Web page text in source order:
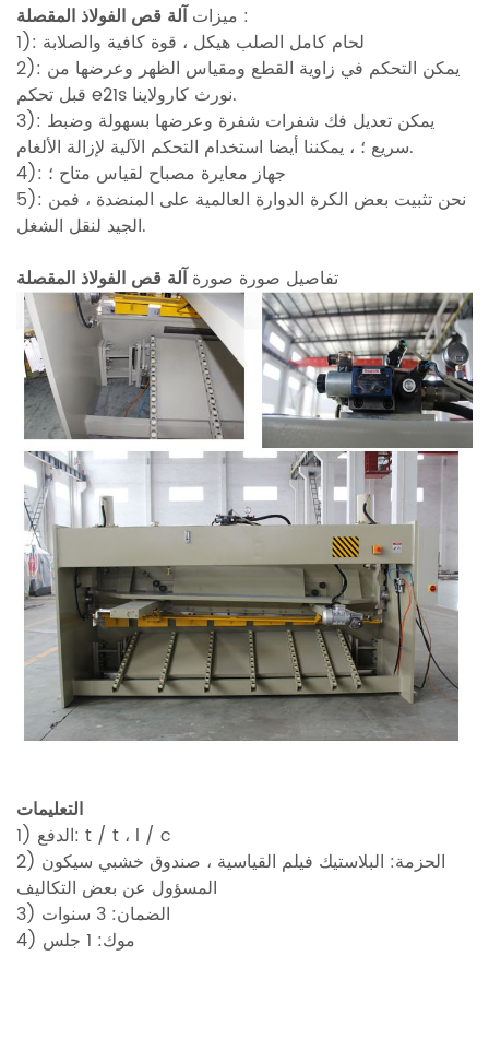
ميزاتآلة قص الفولاذ المقصلة
:
1): لحام كامل الصلب هيكل ، قوة كافية والصلابة
2): يمكن التحكم في زاوية القطع ومقياس الظهر وعرضها من
قبل تحكم e21s نورث كارولاينا.
3): يمكن تعديل فك شفرات شفرة وعرضها بسهولة وضبط
سريع ؛ ، يمكننا أيضا استخدام التحكم الآلية لإزالة الألغام.
4): جهاز معايرة مصباح لقياس متاح ؛
5): نحن تثبيت بعض الكرة الدوارة العالمية على المنضدة ، فمن
الجيد لنقل الشغل.
تفاصيل صورة صورة آلة قص الفولاذ المقصلة
التعليمات
1) الدفع: t / t ، l / c
2) الحزمة: البلاستيك فيلم القياسية ، صندوق خشبي سيكون
المسؤول عن بعض التكاليف
3) الضمان: 3 سنوات
4) موك: 1
جلس